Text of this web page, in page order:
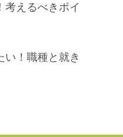
考えるべきポイ
い！職種と就き